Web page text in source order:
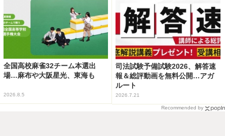
全国高校麻雀32チーム本選出
場…麻布や大阪星光、東海も
2026.8.5
司法試験予備試験2026、解答速
報＆総評動画を無料公開…アガ
ルート
2026.7.21
Recommended by